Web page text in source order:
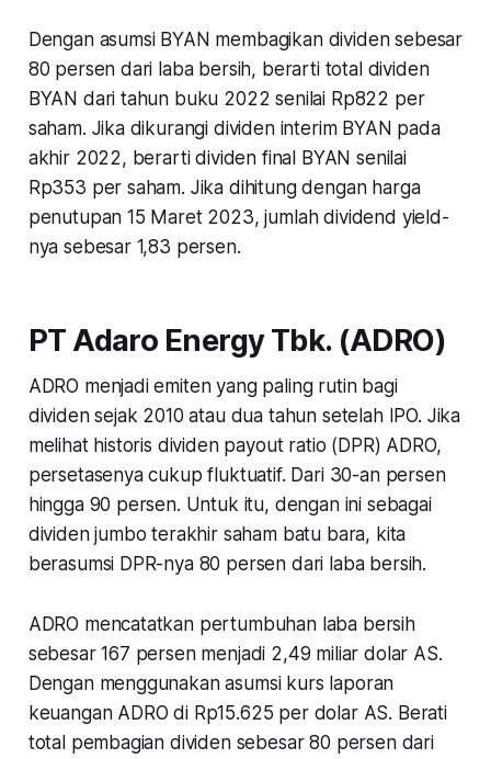
Dengan asumsi BYAN membagikan dividen sebesar
80 persen dari laba bersih, berarti total dividen
BYAN dari tahun buku 2022 senilai Rp822 per
saham. Jika dikurangi dividen interim BYAN pada
akhir 2022, berarti dividen final BYAN senilai
Rp353 per saham. Jika dihitung dengan harga
penutupan 15 Maret 2023, jumlah dividend yield-
nya sebesar 1,83 persen.
PT Adaro Energy Tbk. (ADRO)
ADRO menjadi emiten yang paling rutin bagi
dividen sejak 2010 atau dua tahun setelah IPO. Jika
melihat historis dividen payout ratio (DPR) ADRO,
persetasenya cukup fluktuatif. Dari 30-an persen
hingga 90 persen. Untuk itu, dengan ini sebagai
dividen jumbo terakhir saham batu bara, kita
berasumsi DPR-nya 80 persen dari laba bersih.
ADRO mencatatkan pertumbuhan laba bersih
sebesar 167 persen menjadi 2,49 miliar dolar AS.
Dengan menggunakan asumsi kurs laporan
keuangan ADRO di Rp15.625 per dolar AS. Berati
total pembagian dividen sebesar 80 persen dari